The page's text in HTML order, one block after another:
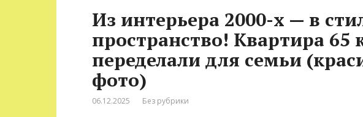
Из интерьера 2000-х — в
пространство! Квартира 65
переделали для семьи
фото)
06.12.2025 Без рубрики